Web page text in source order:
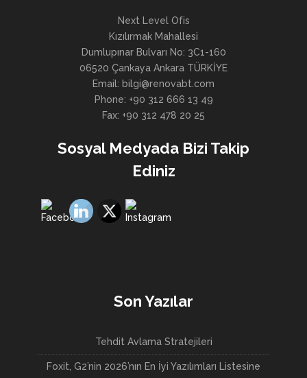
Next Level Ofis
Kızılırmak Mahallesi
Dumlupınar Bulvarı No: 3C1-160
06520 Çankaya Ankara TÜRKİYE
Email: bilgi@renovabt.com
Phone: +90 312 666 13 49
Fax: +90 312 478 20 25
Sosyal Medyada Bizi Takip
Ediniz
Son Yazılar
Tehdit Avlama Stratejileri
Foxit, G2’nin 2026’nın En İyi Yazılımları Listesine